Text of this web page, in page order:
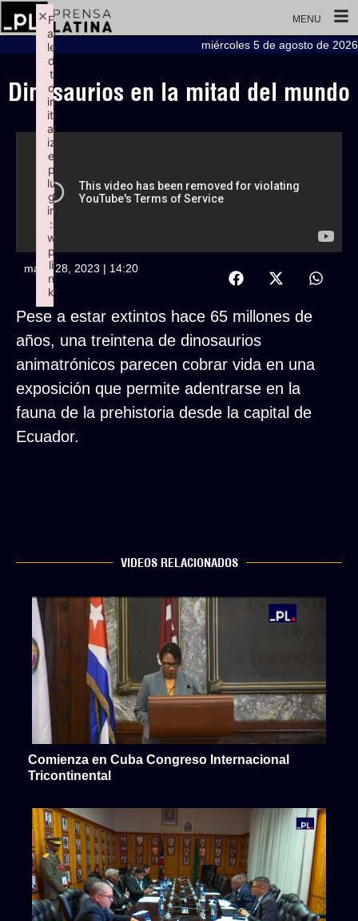
MENU
miércoles 5 de agosto de 2026
Dinosaurios en la mitad del mundo
mayo 28, 2023 | 14:20
Pese a estar extintos hace 65 millones de
años, una treintena de dinosaurios
animatrónicos parecen cobrar vida en una
exposición que permite adentrarse en la
fauna de la prehistoria desde la capital de
Ecuador.
VIDEOS RELACIONADOS
Comienza en Cuba Congreso Internacional
Tricontinental
F
ai
le
d
t
o
in
iti
al
iz
e
p
lu
g
in
:
w
p
li
n
k
×
Failed to initialize plugin: wplink